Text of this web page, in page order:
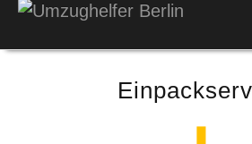
PREISE